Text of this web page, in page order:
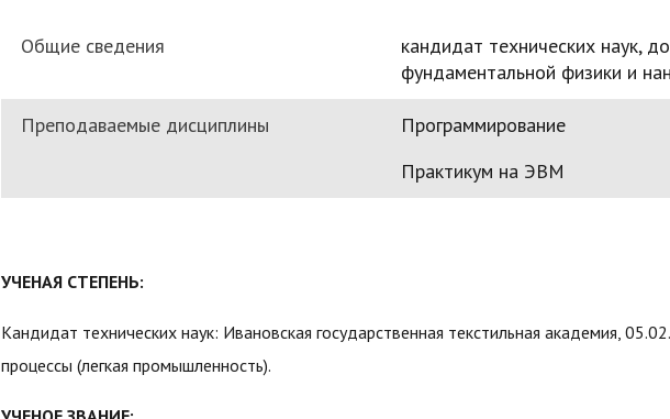
Общие сведения
кандидат технических наук,
фундаментальной физики и
Преподаваемые дисциплины
Программирование
Практикум на ЭВМ
УЧЕНАЯ СТЕПЕНЬ:
Кандидат технических наук: Ивановская государственная текстильная академия,
процессы (легкая промышленность).